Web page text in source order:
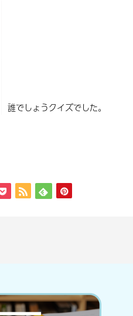
誰でしょうクイズでした。